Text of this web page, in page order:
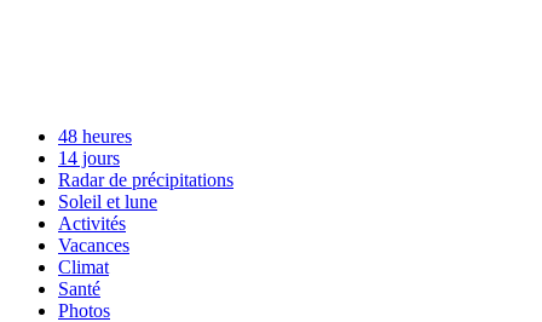
48 heures
14 jours
Radar de précipitations
Soleil et lune
Activités
Vacances
Climat
Santé
Photos